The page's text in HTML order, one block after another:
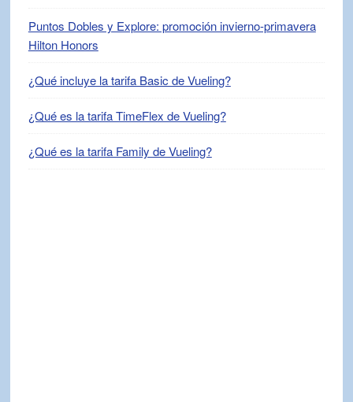
Puntos Dobles y Explore: promoción invierno-primavera
Hilton Honors
¿Qué incluye la tarifa Basic de Vueling?
¿Qué es la tarifa TimeFlex de Vueling?
¿Qué es la tarifa Family de Vueling?